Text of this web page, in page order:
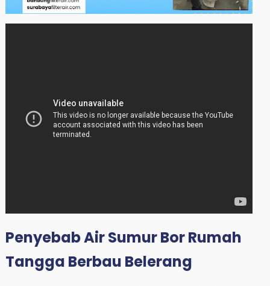
Penyebab Air Sumur Bor Rumah
Tangga Berbau Belerang